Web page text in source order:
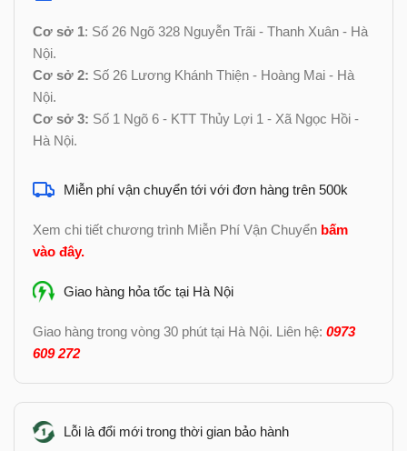
Cơ sở 1: Số 26 Ngõ 328 Nguyễn Trãi - Thanh Xuân - Hà
Nội.
Cơ sở 2: Số 26 Lương Khánh Thiện - Hoàng Mai - Hà
Nội.
Cơ sở 3: Số 1 Ngõ 6 - KTT Thủy Lợi 1 - Xã Ngọc Hồi -
Hà Nội.
Miễn phí vận chuyển tới với đơn hàng trên 500k
Xem chi tiết chương trình Miễn Phí Vận Chuyển bấm
vào đây.
Giao hàng hỏa tốc tại Hà Nội
Giao hàng trong vòng 30 phút tại Hà Nội. Liên hệ:0973
609 272
Lỗi là đổi mới trong thời gian bảo hành